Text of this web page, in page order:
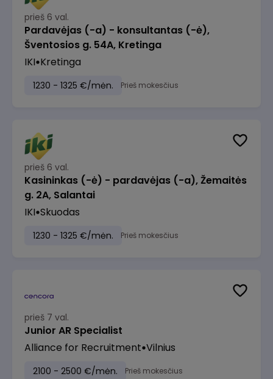
prieš 6 val.
Pardavėjas (-a) - konsultantas (-ė),
Šventosios g. 54A, Kretinga
IKI Kretinga
1230 - 1325 €/mėn. Prieš mokesčius
prieš 6 val.
Kasininkas (-ė) - pardavėjas (-a), Žemaitės
g. 2A, Salantai
IKI Skuodas
1230 - 1325 €/mėn. Prieš mokesčius
prieš 7 val.
Junior AR Specialist
Alliance for Recruitment Vilnius
2100 - 2500 €/mėn. Prieš mokesčius